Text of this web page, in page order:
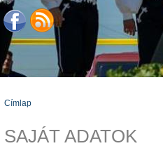
JELENLEGI HELY
Címlap
SAJÁT ADATOK